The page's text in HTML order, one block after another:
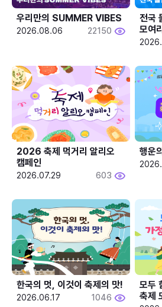
우리만의 SUMMER VIBES
2026.08.06 22150
전국
모여
2026 축제 먹거리 알리오
캠페인
2026.07.29 603
행운
한국의 멋, 이것이 축제의 맛!
2026.06.17 1046
모두
축제